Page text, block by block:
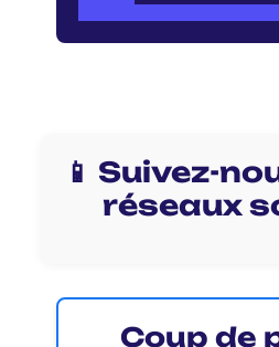
📱 Suivez-
réseaux
Coup de